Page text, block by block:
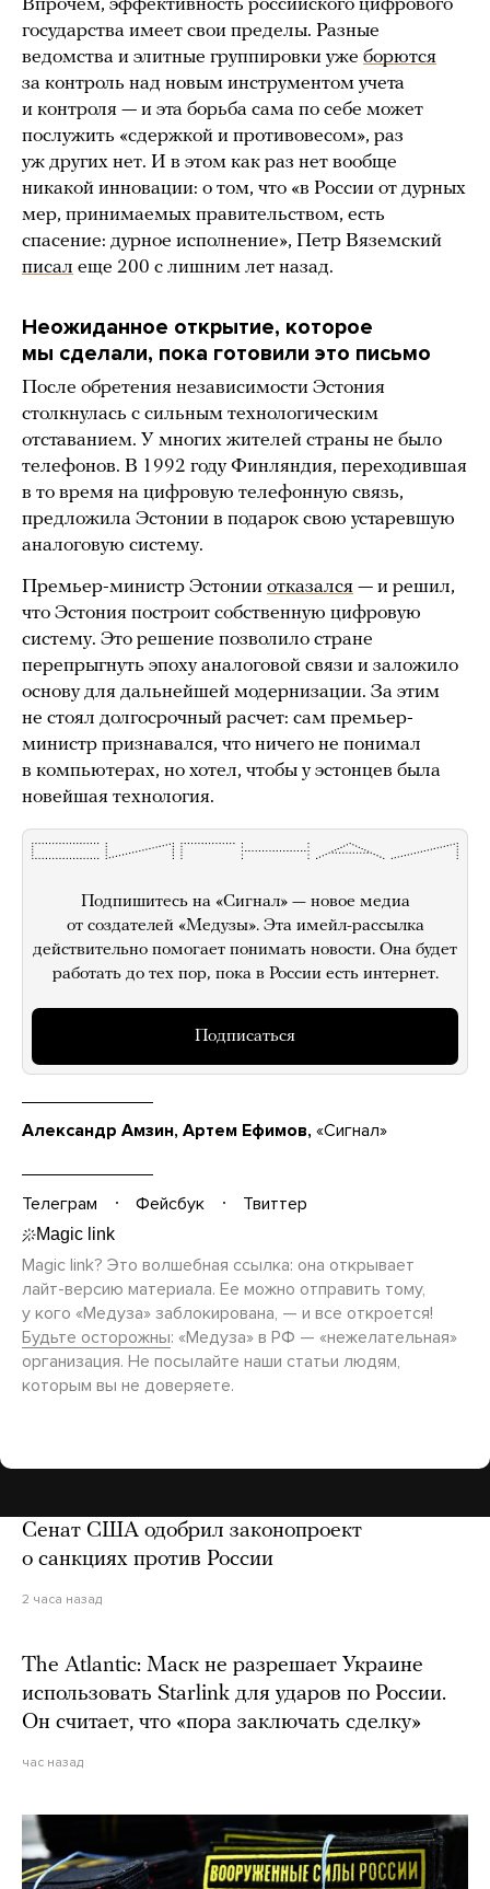
Впрочем, эффективность российского цифрового
государства имеет свои пределы. Разные
ведомства и элитные группировки уже борются
за контроль над новым инструментом учета
и контроля — и эта борьба сама по себе может
послужить «сдержкой и противовесом», раз
уж других нет. И в этом как раз нет вообще
никакой инновации: о том, что «в России от дурных
мер, принимаемых правительством, есть
спасение: дурное исполнение», Петр Вяземский
писал еще 200 с лишним лет назад.
Неожиданное открытие, которое
мы сделали, пока готовили это письмо
После обретения независимости Эстония
столкнулась с сильным технологическим
отставанием. У многих жителей страны не было
телефонов. В 1992 году Финляндия, переходившая
в то время на цифровую телефонную связь,
предложила Эстонии в подарок свою устаревшую
аналоговую систему.
Премьер-министр Эстонии отказался — и решил,
что Эстония построит собственную цифровую
систему. Это решение позволило стране
перепрыгнуть эпоху аналоговой связи и заложило
основу для дальнейшей модернизации. За этим
не стоял долгосрочный расчет: сам премьер-
министр признавался, что ничего не понимал
в компьютерах, но хотел, чтобы у эстонцев была
новейшая технология.
Подпишитесь на «Сигнал» — новое медиа
от создателей «Медузы». Эта имейл-рассылка
действительно помогает понимать новости. Она будет
работать до тех пор, пока в России есть интернет.
Подписаться
Александр Амзин, Артем Ефимов, «Сигнал»
Телеграм Фейсбук Твиттер
Magic link? Это волшебная ссылка: она открывает
лайт-версию материала. Ее можно отправить тому,
у кого «Медуза» заблокирована, — и все откроется!
Будьте осторожны: «Медуза» в РФ — «нежелательная»
организация. Не посылайте наши статьи людям,
которым вы не доверяете.
Сенат США одобрил законопроект
о санкциях против России
2 часа назад
The Atlantic: Маск не разрешает Украине
использовать Starlink для ударов по России.
Он считает, что «пора заключать сделку»
час назад